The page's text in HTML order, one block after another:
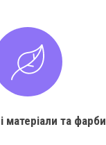
матеріали та фарби